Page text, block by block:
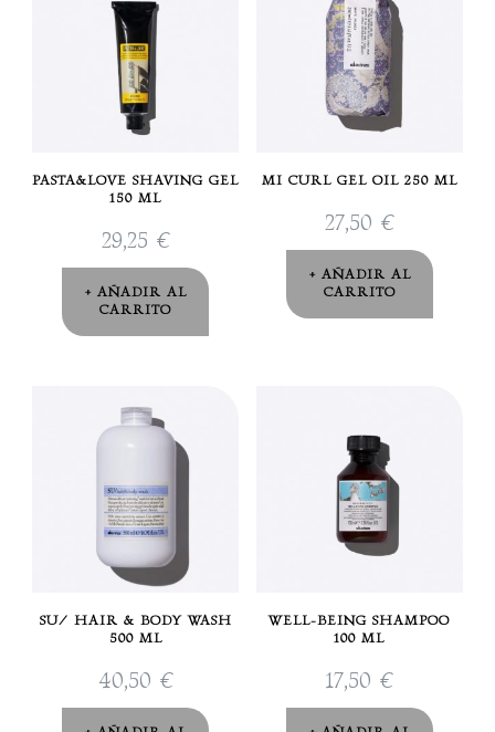
PASTA&LOVE SHAVING GEL
150 ML
29,25 €
AÑADIR AL
CARRITO
MI CURL GEL OIL 250 ML
27,50 €
AÑADIR AL
CARRITO
SU/ HAIR & BODY WASH
500 ML
40,50 €
WELL-BEING SHAMPOO
100 ML
17,50 €